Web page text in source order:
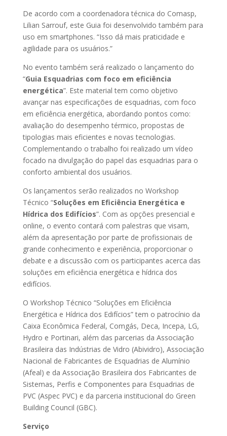
De acordo com a coordenadora técnica do Comasp,
Lilian Sarrouf, este Guia foi desenvolvido também para
uso em smartphones. “Isso dá mais praticidade e
agilidade para os usuários.”
No evento também será realizado o lançamento do
“Guia Esquadrias com foco em eficiência
energética”. Este material tem como objetivo
avançar nas especificações de esquadrias, com foco
em eficiência energética, abordando pontos como:
avaliação do desempenho térmico, propostas de
tipologias mais eficientes e novas tecnologias.
Complementando o trabalho foi realizado um vídeo
focado na divulgação do papel das esquadrias para o
conforto ambiental dos usuários.
Os lançamentos serão realizados no Workshop
Técnico “Soluções em Eficiência Energética e
Hídrica dos Edifícios”. Com as opções presencial e
online, o evento contará com palestras que visam,
além da apresentação por parte de profissionais de
grande conhecimento e experiência, proporcionar o
debate e a discussão com os participantes acerca das
soluções em eficiência energética e hídrica dos
edifícios.
O Workshop Técnico “Soluções em Eficiência
Energética e Hídrica dos Edifícios” tem o patrocínio da
Caixa Econômica Federal, Comgás, Deca, Incepa, LG,
Hydro e Portinari, além das parcerias da Associação
Brasileira das Indústrias de Vidro (Abividro), Associação
Nacional de Fabricantes de Esquadrias de Alumínio
(Afeal) e da Associação Brasileira dos Fabricantes de
Sistemas, Perfis e Componentes para Esquadrias de
PVC (Aspec PVC) e da parceria institucional do Green
Building Council (GBC).
Serviço